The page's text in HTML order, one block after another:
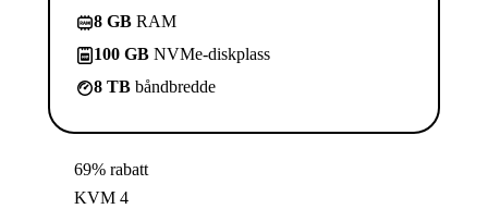
8 GB RAM
100 GB NVMe-diskplass
8 TB båndbredde
69% rabatt
KVM 4